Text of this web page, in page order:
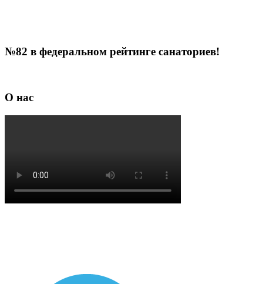
№82 в федеральном рейтинге санаториев!
О нас